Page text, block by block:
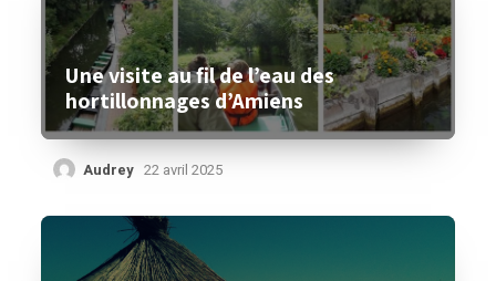
Une visite au fil de l’eau des
hortillonnages d’Amiens
Audrey 22 avril 2025